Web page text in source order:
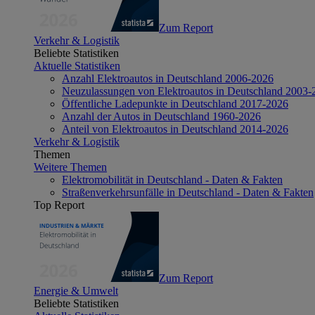
Zum Report
Verkehr & Logistik
Beliebte Statistiken
Aktuelle Statistiken
Anzahl Elektroautos in Deutschland 2006-2026
Neuzulassungen von Elektroautos in Deutschland 2003-
Öffentliche Ladepunkte in Deutschland 2017-2026
Anzahl der Autos in Deutschland 1960-2026
Anteil von Elektroautos in Deutschland 2014-2026
Verkehr & Logistik
Themen
Weitere Themen
Elektromobilität in Deutschland - Daten & Fakten
Straßenverkehrsunfälle in Deutschland - Daten & Fakten
Top Report
Zum Report
Energie & Umwelt
Beliebte Statistiken